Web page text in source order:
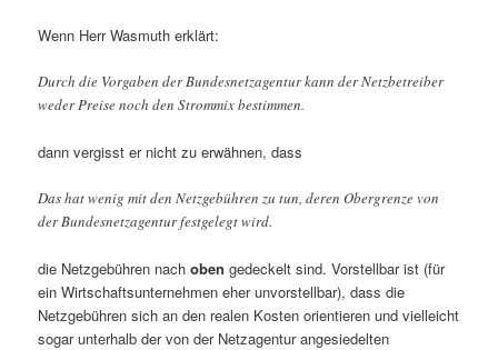
Wenn Herr Wasmuth erklärt:
Durch die Vorgaben der Bundesnetzagentur kann der Netzbetreiber
weder Preise noch den Strommix bestimmen.
dann vergisst er nicht zu erwähnen, dass
Das hat wenig mit den Netzgebühren zu tun, deren Obergrenze von
der Bundesnetzagentur festgelegt wird.
die Netzgebühren nachoben gedeckelt sind. Vorstellbar ist (für
ein Wirtschaftsunternehmen eher unvorstellbar), dass die
Netzgebühren sich an den realen Kosten orientieren und vielleicht
sogar unterhalb der von der Netzagentur angesiedelten